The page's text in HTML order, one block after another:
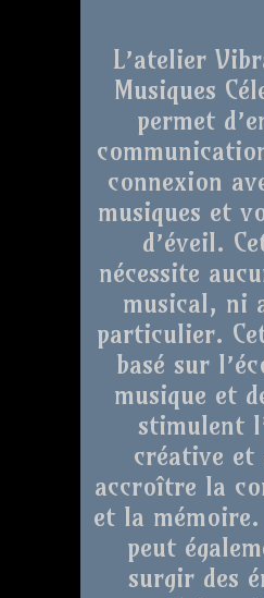
L’atelier
Musiques
permet
connexion
musiques et
d’éveil.
nécessite
musical, ni
particulier.
basé sur
musique et
stimulent
créative et
accroître la
et la
peut
surgir des